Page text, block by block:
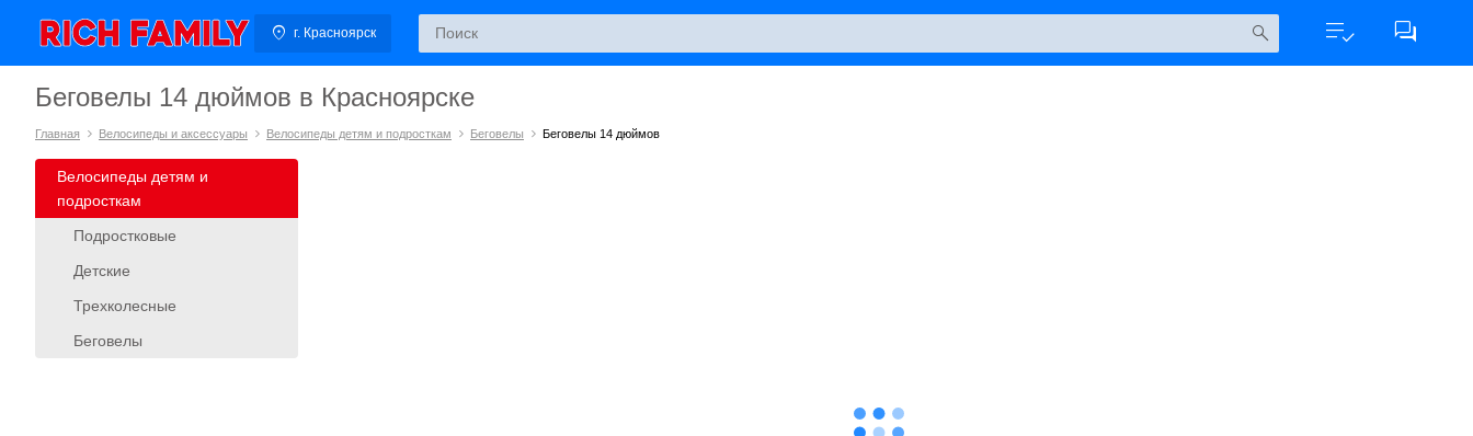
г. Красноярск
Беговелы 14 дюймов в Красноярске
Главная Велосипеды и аксессуары Велосипеды детям и подросткам Беговелы Беговелы 14 дюймов
Велосипеды детям и
подросткам
Подростковые
Детские
Трехколесные
Беговелы